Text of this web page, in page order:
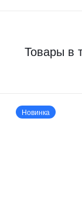
Товары в
Новинка